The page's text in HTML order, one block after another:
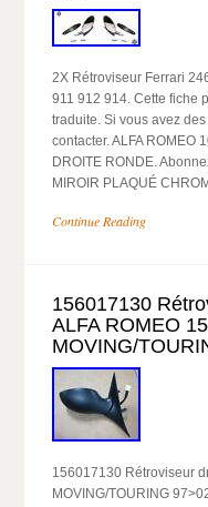
2X Rétroviseur Ferrari
911 912 914. Cette fiche
traduite. Si vous avez
contacter. ALFA ROMEO
DROITE RONDE.
MIROIR PLAQUÉ
Continue Reading
156017130
ALFA ROMEO
MOVING/
156017130 Rétroviseur
MOVING/TOURING